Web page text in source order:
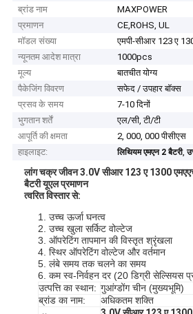
ब्रांड नाम
MAXPOWER
प्रमाणन
CE,ROHS, UL
मॉडल संख्या
एमपी-सीआर 123 ए
न्यूनतम आदेश मात्रा
1000pcs
मूल्य
बातचीत योग्य
पैकेजिंग विवरण
सफेद / उपहार बॉक्स
प्रसव के समय
7-10 दिनों
भुगतान शर्तें
एल/सी, टी/टी
आपूर्ति की क्षमता
2, 000, 000 पीसीएस
हाइलाइट:
लिथियम एमएन 2 बैटरी,
लांग चक्र जीवन 3.0V सीआर 123 ए 1300
बैटरी यूएल प्रमाणन
त्वरित विस्तार से:
1. उच्च ऊर्जा घनत्व
2. उच्च खुला सर्किट वोल्टेज
3. ऑपरेटिंग तापमान की विस्तृत श्रृंखला
4. स्थिर ऑपरेटिंग वोल्टेज और वर्तमान
5. लंबे समय तक चलने का समय
6. कम स्व-निर्वहन दर (20 डिग्री सेल्सियस
उत्पत्ति का स्थान: गुआंग्डोंग चीन (मुख्यभूमि)
ब्रांड का नाम:
अधिकतम शक्ति